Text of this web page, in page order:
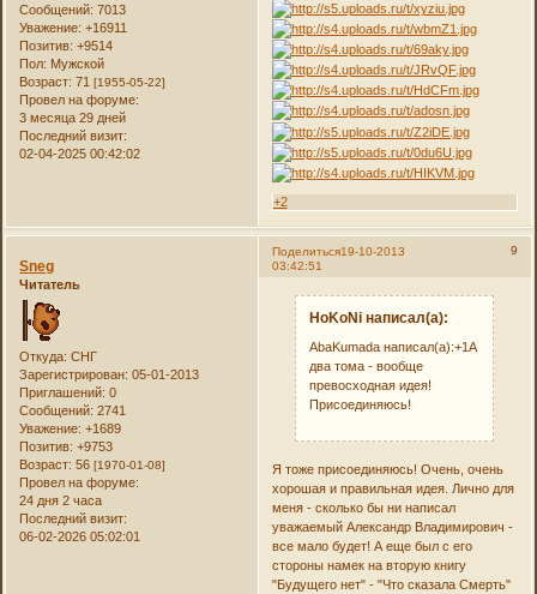
Сообщений: 7013
Уважение: +16911
Позитив: +9514
Пол: Мужской
Возраст: 71[1955-05-22]
Провел на форуме:
3 месяца 29 дней
Последний визит:
02-04-2025 00:42:02
+2
Поделиться 9
19-10-2013
03:42:51
Sneg
Читатель
Откуда: СНГ
Зарегистрирован: 05-01-2013
Приглашений: 0
Сообщений: 2741
Уважение: +1689
Позитив: +9753
Возраст: 56[1970-01-08]
Провел на форуме:
24 дня 2 часа
Последний визит:
06-02-2026 05:02:01
HoKoNi написал(а):
AbaKumada написал(а):+1А
два тома - вообще
превосходная идея!
Присоединяюсь!
Я тоже присоединяюсь! Очень, очень
хорошая и правильная идея. Лично для
меня - сколько бы ни написал
уважаемый Александр Владимирович -
все мало будет! А еще был с его
стороны намек на вторую книгу
"Будущего нет" - "Что сказала Смерть"